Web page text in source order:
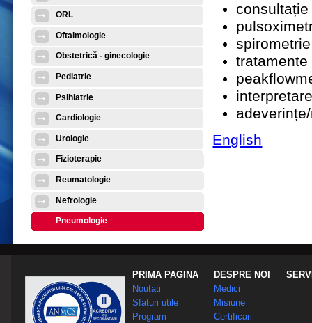
ORL
Oftalmologie
Obstetrică - ginecologie
Pediatrie
Psihiatrie
Cardiologie
Urologie
Fizioterapie
Reumatologie
Nefrologie
Pneumologie
English
PRIMA PAGINA
Noutati
Sfaturi utile
Program
DESPRE NOI
Medici
Misiune
Certificari